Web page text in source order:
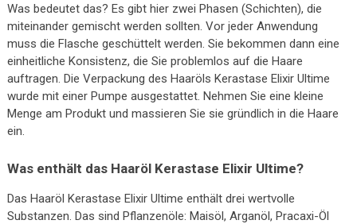
Was bedeutet das? Es gibt hier zwei Phasen (Schichten), die
miteinander gemischt werden sollten. Vor jeder Anwendung
muss die Flasche geschüttelt werden. Sie bekommen dann eine
einheitliche Konsistenz, die Sie problemlos auf die Haare
auftragen. Die Verpackung des Haaröls Kerastase Elixir Ultime
wurde mit einer Pumpe ausgestattet. Nehmen Sie eine kleine
Menge am Produkt und massieren Sie sie gründlich in die Haare
ein.
Was enthält das Haaröl Kerastase Elixir Ultime?
Das Haaröl Kerastase Elixir Ultime enthält drei wertvolle
Substanzen. Das sind Pflanzenöle: Maisöl, Arganöl, Pracaxi-Öl